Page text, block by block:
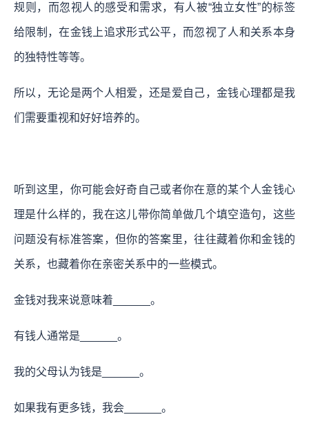
规则，而忽视人的感受和需求，有人被“独立女性”的标签
给限制，在金钱上追求形式公平，而忽视了人和关系本身
的独特性等等。
所以，无论是两个人相爱，还是爱自己，金钱心理都是我
们需要重视和好好培养的。
听到这里，你可能会好奇自己或者你在意的某个人金钱心
理是什么样的，我在这儿带你简单做几个填空造句，这些
问题没有标准答案，但你的答案里，往往藏着你和金钱的
关系，也藏着你在亲密关系中的一些模式。
金钱对我来说意味着______。
有钱人通常是______。
我的父母认为钱是______。
如果我有更多钱，我会______。